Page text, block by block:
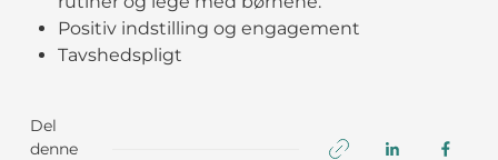
Positiv indstilling og engagement
Tavshedspligt
Del
denne